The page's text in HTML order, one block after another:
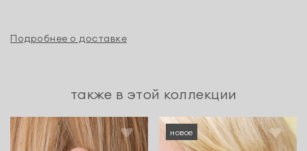
Подробнее о доставке
также в этой коллекции
новое